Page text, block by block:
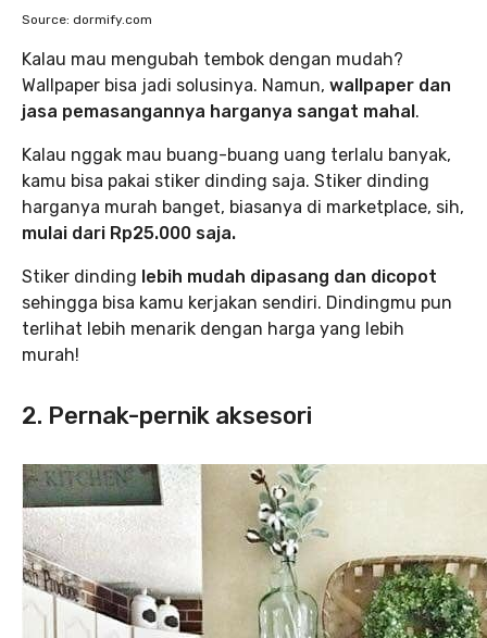
Source: dormify.com
Kalau mau mengubah tembok dengan mudah?
Wallpaper bisa jadi solusinya. Namun, wallpaper dan
jasa pemasangannya harganya sangat mahal.
Kalau nggak mau buang-buang uang terlalu banyak,
kamu bisa pakai stiker dinding saja. Stiker dinding
harganya murah banget, biasanya di marketplace, sih,
mulai dari Rp25.000 saja.
Stiker dinding lebih mudah dipasang dan dicopot
sehingga bisa kamu kerjakan sendiri. Dindingmu pun
terlihat lebih menarik dengan harga yang lebih
murah!
2. Pernak-pernik aksesori